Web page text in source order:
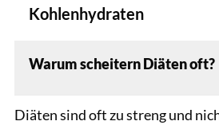
Kohlenhydraten
Warum scheitern Diäten oft?
Diäten sind oft zu streng und